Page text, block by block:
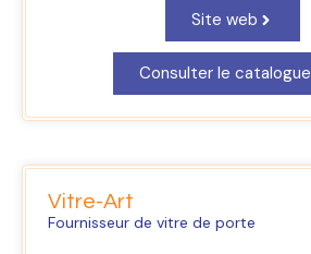
Site web
Consulter le catalogue
Vitre-Art
Fournisseur de vitre de porte